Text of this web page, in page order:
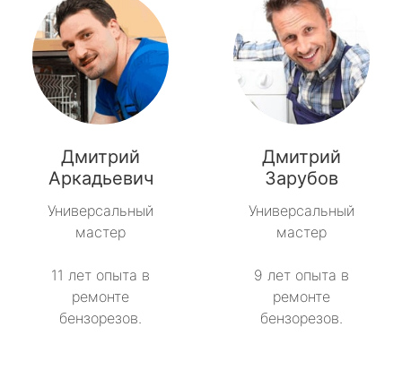
Дмитрий
Аркадьевич
Универсальный
мастер
11 лет опыта в
ремонте
бензорезов.
Дмитрий
Зарубов
Универсальный
мастер
9 лет опыта в
ремонте
бензорезов.